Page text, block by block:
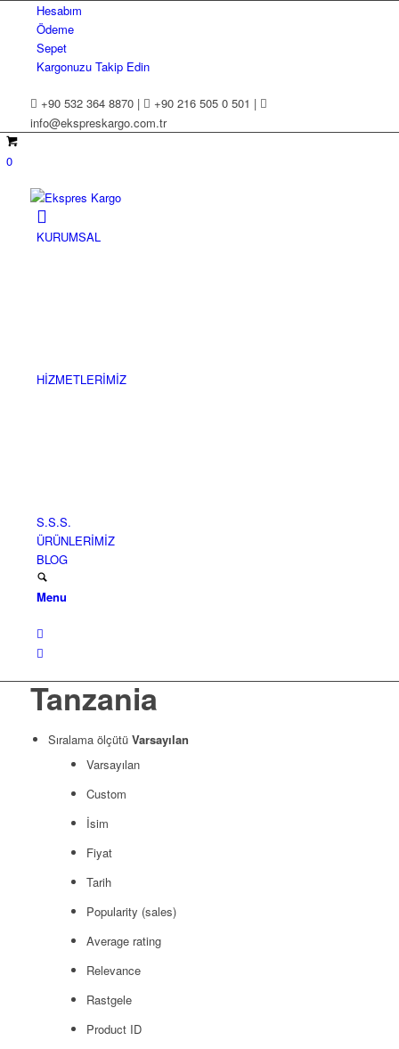
Hesabım
Ödeme
Sepet
Kargonuzu Takip Edin
+90 532 364 8870 |
+90 216 505 0 501 |
info@ekspreskargo.com.tr
0
KURUMSAL
HİZMETLERİMİZ
S.S.S.
ÜRÜNLERİMİZ
BLOG
Menu
Tanzania
Sıralama ölçütü Varsayılan
Varsayılan
Custom
İsim
Fiyat
Tarih
Popularity (sales)
Average rating
Relevance
Rastgele
Product ID